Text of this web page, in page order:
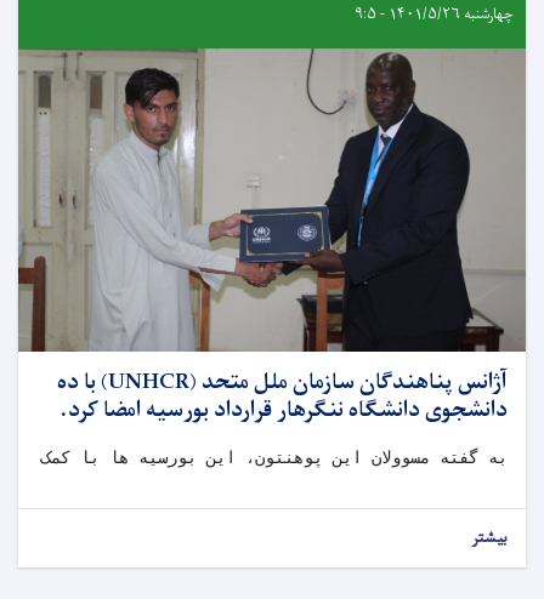
چهارشنبه ۱۴۰۱/۵/۲۶ - ۹:۵
آژانس پناهندگان سازمان ملل متحد (UNHCR) با ده
دانشجوی دانشگاه ننگرهار قرارداد بورسیه امضا کرد.
به گفته مسوولان این پوهنتون، این بورسیه ها با کمک
بیشتر